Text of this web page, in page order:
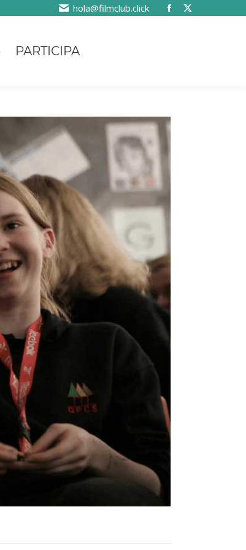
hola@filmclub.click
PARTICIPA